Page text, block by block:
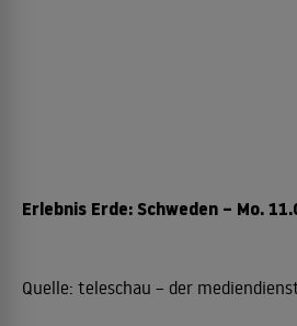
Erlebnis Erde: Schweden – Mo.
Quelle: teleschau – der